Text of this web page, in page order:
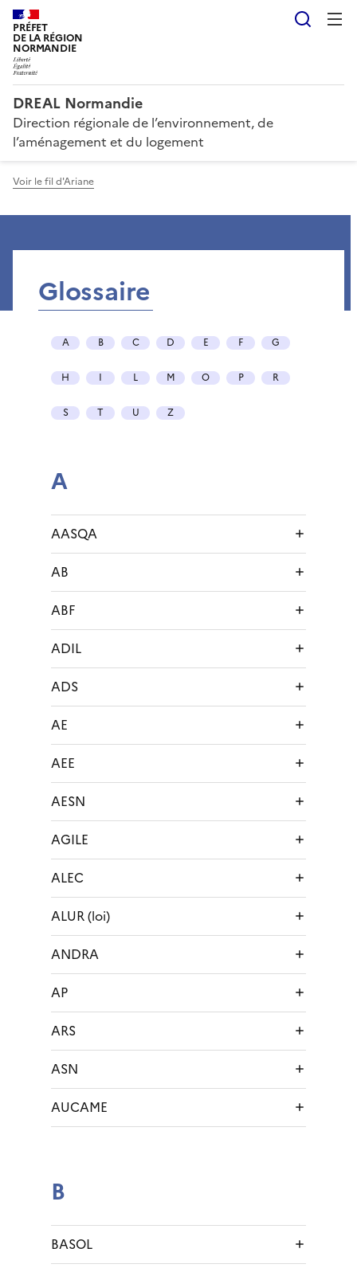
PRÉFET
DE LA RÉGION
NORMANDIE
DREAL Normandie
Direction régionale de l’environnement, de
l’aménagement et du logement
Voir le fil d'Ariane
Glossaire
A B C D E F G
H I L M O P R
S T U Z
A
AASQA
AB
ABF
ADIL
ADS
AE
AEE
AESN
AGILE
ALEC
ALUR (loi)
ANDRA
AP
ARS
ASN
AUCAME
B
BASOL